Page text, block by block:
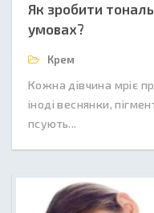
Як зробити
умовах?
Крем
Кожна дівчина мріє
іноді веснянки,
псують...